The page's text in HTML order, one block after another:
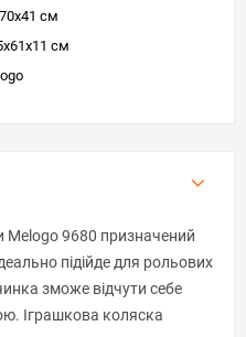
см
см
Melogo 9680 призначений
підійде для рольових
зможе відчути себе
Іграшкова коляска